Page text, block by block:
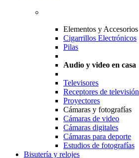
Elementos y Accesorios
Cigarrillos Electrónicos
Pilas
Audio y video en casa
Televisores
Receptores de televisión
Proyectores
Cámaras y fotografías
Cámaras de video
Cámaras digitales
Cámaras para deporte
Estudios de fotografías
Bisutería y relojes